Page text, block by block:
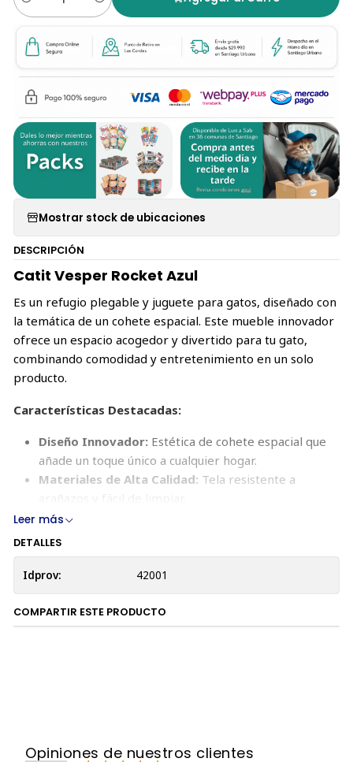
Cantidad
Mostrar stock de ubicaciones
DESCRIPCIÓN
Catit Vesper Rocket Azul
Es un refugio plegable y juguete para gatos, diseñado con
la temática de un cohete espacial. Este mueble innovador
ofrece un espacio acogedor y divertido para tu gato,
combinando comodidad y entretenimiento en un solo
producto.
Características Destacadas:
Diseño Innovador:Estética de cohete espacial que
añade un toque único a cualquier hogar.
Materiales de Alta Calidad: Tela resistente a
Comodidad y Diversión:
una pelota colgante para el juego.
Ventilación Óptima:Diseño que asegura la
circulación de aire.
Combinable:Puede integrarse con el túnel Vesper
para una experiencia de juego completa.
Leer más
DETALLES
Idprov: 42001
COMPARTIR ESTE PRODUCTO
Opiniones de nuestros clientes